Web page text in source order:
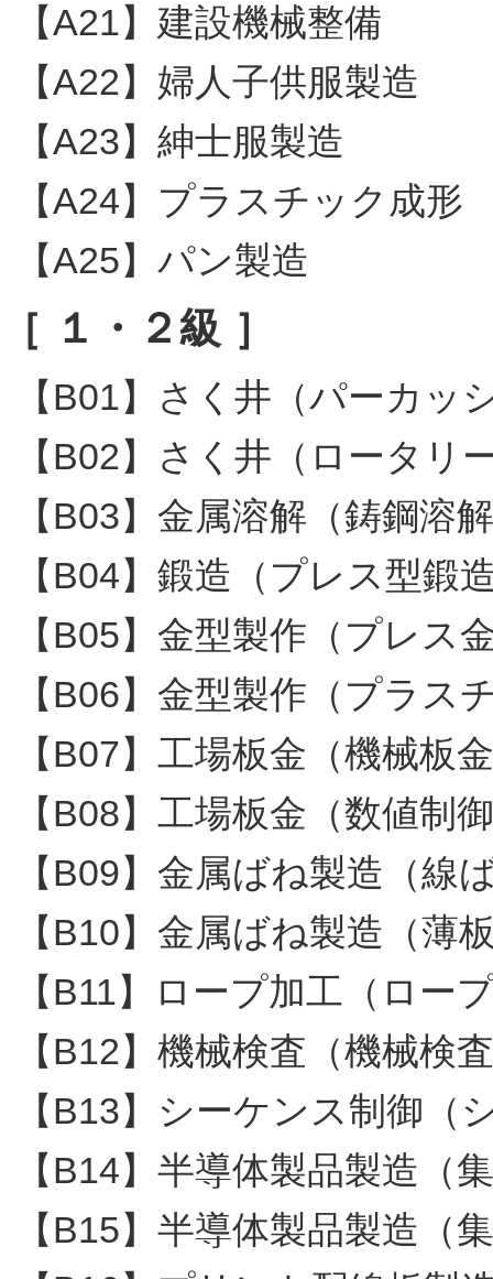
【A21】建設機械整備
【A22】婦人子供服製造
【A23】紳士服製造
【A24】プラスチック成形
【A25】パン製造
［ １・２級 ］
【B01】さく井（パーカッ
【B02】さく井（ロータリ
【B03】金属溶解（鋳鋼溶
【B04】鍛造（プレス型鍛
【B05】金型製作（プレス
【B06】金型製作（プラス
【B07】工場板金（機械板
【B08】工場板金（数値制
【B09】金属ばね製造（線
【B10】金属ばね製造（薄
【B11】ロープ加工（ロー
【B12】機械検査（機械検
【B13】シーケンス制御（
【B14】半導体製品製造（
【B15】半導体製品製造（